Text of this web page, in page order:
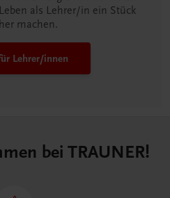
als Lehrer/in ein Stück
machen.
Lehrer/innen
bei TRAUNER!